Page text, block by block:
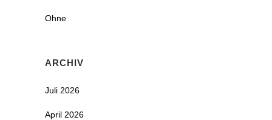
Ohne
ARCHIV
Juli 2026
April 2026